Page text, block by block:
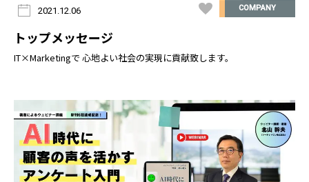
2021.12.06 COMPANY
トップメッセージ
IT×Marketingで 心地よい社会の実現に貢献致します。